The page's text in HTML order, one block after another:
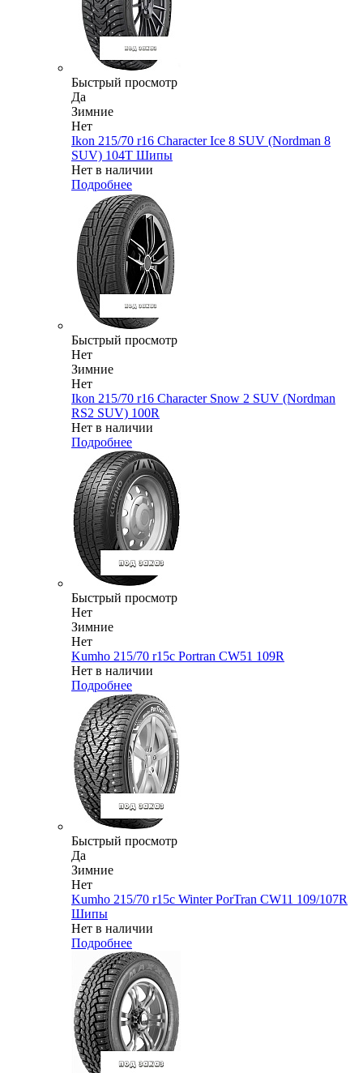
Быстрый просмотр
Да
Зимние
Нет
Ikon 215/70 r16 Character Ice 8 SUV (Nordman 8
SUV) 104T Шипы
Нет в наличии
Подробнее
Быстрый просмотр
Нет
Зимние
Нет
Ikon 215/70 r16 Character Snow 2 SUV (Nordman
RS2 SUV) 100R
Нет в наличии
Подробнее
Быстрый просмотр
Нет
Зимние
Нет
Kumho 215/70 r15c Portran CW51 109R
Нет в наличии
Подробнее
Быстрый просмотр
Да
Зимние
Нет
Kumho 215/70 r15c Winter PorTran CW11 109/107R
Шипы
Нет в наличии
Подробнее